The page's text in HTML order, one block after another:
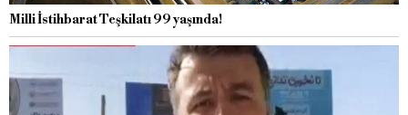
Milli İstihbarat Teşkilatı 99 yaşında!